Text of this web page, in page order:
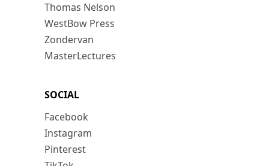
Thomas Nelson
WestBow Press
Zondervan
MasterLectures
SOCIAL
Facebook
Instagram
Pinterest